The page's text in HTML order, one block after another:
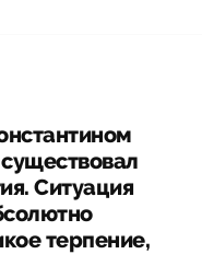
Ситуация
терпение,